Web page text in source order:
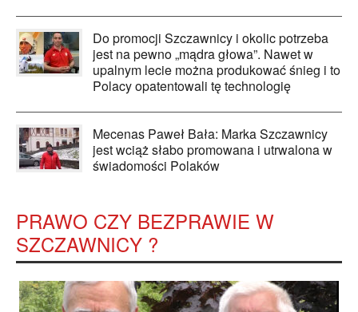
Do promocji Szczawnicy i okolic potrzeba
jest na pewno „mądra głowa”. Nawet w
upalnym lecie można produkować śnieg i to
Polacy opatentowali tę technologię
Mecenas Paweł Bała: Marka Szczawnicy
jest wciąż słabo promowana i utrwalona w
świadomości Polaków
PRAWO CZY BEZPRAWIE W
SZCZAWNICY ?